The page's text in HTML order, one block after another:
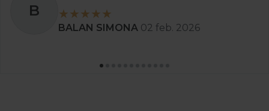
B
BALAN SIMONA 02 feb. 2026